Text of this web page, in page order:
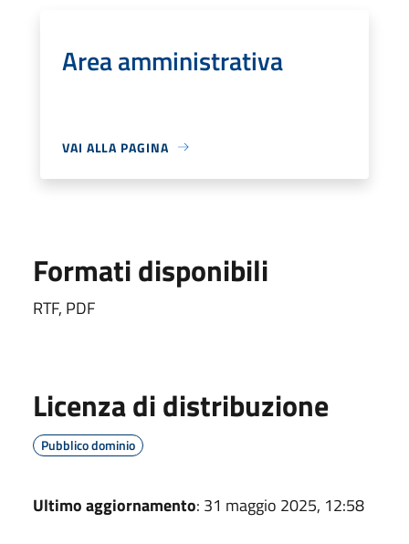
Area amministrativa
VAI ALLA PAGINA
Formati disponibili
RTF, PDF
Licenza di distribuzione
Pubblico dominio
Ultimo aggiornamento: 31 maggio 2025, 12:58